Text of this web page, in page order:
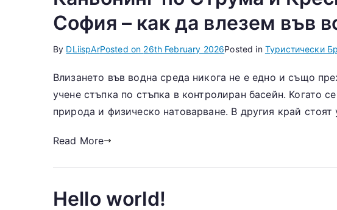
София – как да влезем във
By DLiispArPosted on 26th February 2026Posted in Туристически
Влизането във водна среда никога не е едно и също
учене стъпка по стъпка в контролиран басейн. Когато
природа и физическо натоварване. В другия край
Read More
Hello world!